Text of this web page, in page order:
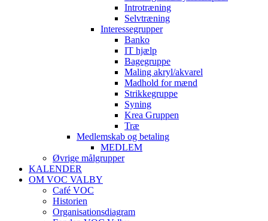
Introtræning
Selvtræning
Interessegrupper
Banko
IT hjælp
Bagegruppe
Maling akryl/akvarel
Madhold for mænd
Strikkegruppe
Syning
Krea Gruppen
Træ
Medlemskab og betaling
MEDLEM
Øvrige målgrupper
KALENDER
OM VOC VALBY
Café VOC
Historien
Organisationsdiagram